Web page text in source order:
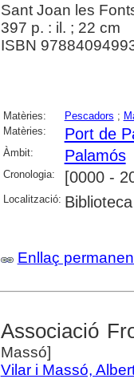
Sant Joan les
397 p. : il. ; 22 cm
ISBN
Matèries: Pescadors ;
Matèries:
Port de
Àmbit: Palamós
Cronologia: [0000 -
Localització:
Enllaç
Associació
Massó]
Vilar i Massó,